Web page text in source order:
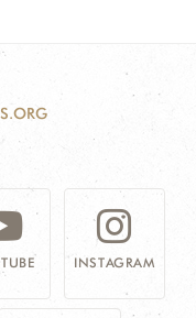
INSTAGRAM